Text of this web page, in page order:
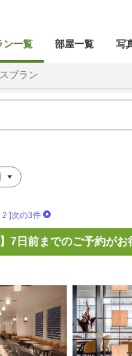
ン一覧 部屋一覧 写
プラン
2 ]次の3件
7日前までのご予約が